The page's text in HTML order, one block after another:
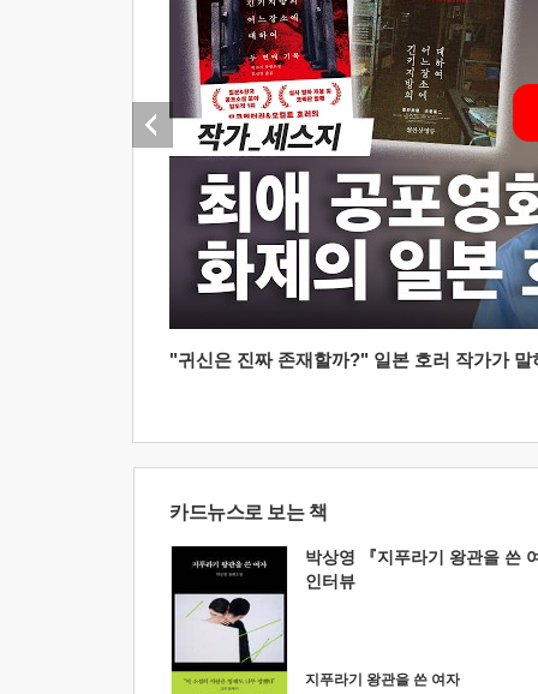
"귀신은 진짜 존재할까?" 일본 호러 작가가
카드뉴스로 보는 책
박상영 『지푸라기 왕관을 쓴
인터뷰
지푸라기 왕관을 쓴 여자